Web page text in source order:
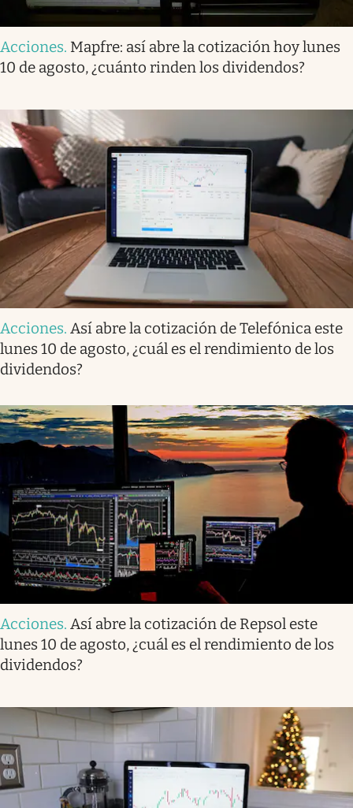
Acciones. Mapfre: así abre la cotización hoy lunes
10 de agosto, ¿cuánto rinden los dividendos?
Acciones. Así abre la cotización de Telefónica este
lunes 10 de agosto, ¿cuál es el rendimiento de los
dividendos?
Acciones. Así abre la cotización de Repsol este
lunes 10 de agosto, ¿cuál es el rendimiento de los
dividendos?